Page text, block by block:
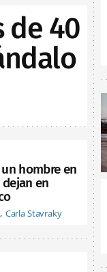
de 40
hombre en
en
Carla Stavraky